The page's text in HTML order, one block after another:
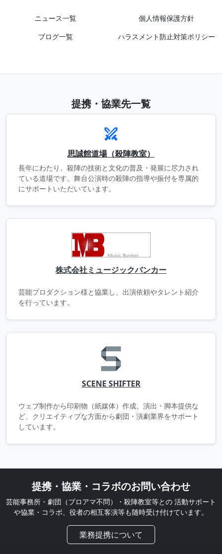
ニュース一覧
ブログ一覧
個人情報保護方針
ハラスメント防止対策ポリシー
提携・協業先一覧
swords
思誠館道場（殺陣教室）
長年にわたり、殺陣の技術と文化の普及・発展に尽力され
ている道場です。舞台公演時の殺陣の指導や振付を専属的
にサポートいただいています。
株式会社ミュージックバンカー
芸能プロダクション様と協業し、出演依頼やタレント紹介
を行っています。
SCENE SHIFTER
ウェブ制作から印刷物（紙媒体）作成、演出・脚本提供な
ど、クリエイティブな方面から劇団・演劇業界をサポート
しています。
提携・協業・コラボのお問い合わせ
芸能事務所・劇団（プロアマ不問）・殺陣教室等との 活動サポート
や協業・コラボ、役者の相互客演等も随時受け付けています。
業務提携について